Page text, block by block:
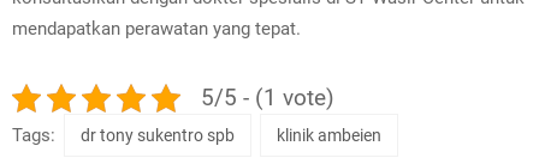
mendapatkan perawatan yang tepat.
5/5 - (1 vote)
Tags: dr tony sukentro spb klinik ambeien